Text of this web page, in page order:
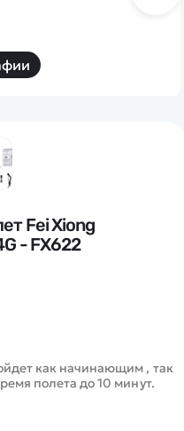
Fei Xiong
- FX622
как начинающим , так
полета до 10 минут.
с вами